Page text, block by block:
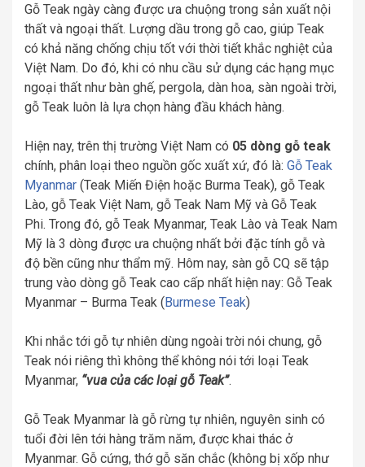
Gỗ Teak ngày càng được ưa chuộng trong sản xuất nội
thất và ngoại thất. Lượng dầu trong gỗ cao, giúp Teak
có khả năng chống chịu tốt với thời tiết khắc nghiệt của
Việt Nam. Do đó, khi có nhu cầu sử dụng các hạng mục
ngoại thất như bàn ghế, pergola, dàn hoa, sàn ngoài trời,
gỗ Teak luôn là lựa chọn hàng đầu khách hàng.
Hiện nay, trên thị trường Việt Nam có 05 dòng gỗ teak
chính, phân loại theo nguồn gốc xuất xứ, đó là: Gỗ Teak
Myanmar (Teak Miến Điện hoặc Burma Teak), gỗ Teak
Lào, gỗ Teak Việt Nam, gỗ Teak Nam Mỹ và Gỗ Teak
Phi. Trong đó, gỗ Teak Myanmar, Teak Lào và Teak Nam
Mỹ là 3 dòng được ưa chuộng nhất bởi đặc tính gỗ và
độ bền cũng như thẩm mỹ. Hôm nay, sàn gỗ CQ sẽ tập
trung vào dòng gỗ Teak cao cấp nhất hiện nay: Gỗ Teak
Myanmar – Burma Teak (Burmese Teak)
Khi nhắc tới gỗ tự nhiên dùng ngoài trời nói chung, gỗ
Teak nói riêng thì không thể không nói tới loại Teak
Myanmar, “vua của các loại gỗ Teak”.
Gỗ Teak Myanmar là gỗ rừng tự nhiên, nguyên sinh có
tuổi đời lên tới hàng trăm năm, được khai thác ở
Myanmar. Gỗ cứng, thớ gỗ săn chắc (không bị xốp như